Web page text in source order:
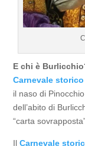
E chi è
Carnevale
il naso di
dell’abito di
“carta
IlCarnevale